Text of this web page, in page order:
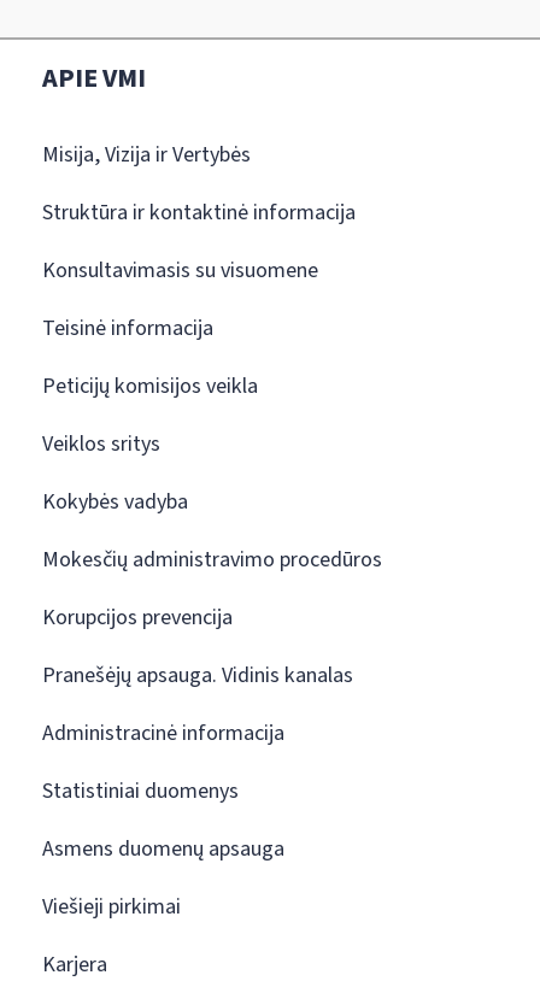
APIE VMI
Misija, Vizija ir Vertybės
Struktūra ir kontaktinė informacija
Konsultavimasis su visuomene
Teisinė informacija
Peticijų komisijos veikla
Veiklos sritys
Kokybės vadyba
Mokesčių administravimo procedūros
Korupcijos prevencija
Pranešėjų apsauga. Vidinis kanalas
Administracinė informacija
Statistiniai duomenys
Asmens duomenų apsauga
Viešieji pirkimai
Karjera